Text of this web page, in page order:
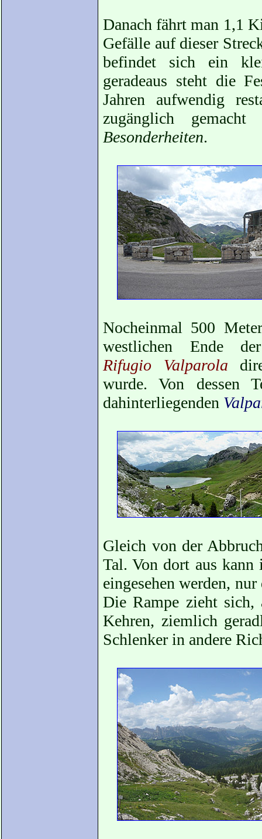
Danach fährt man 1,1
Gefälle auf dieser
befindet sich ein
geradeaus steht die
Jahren aufwendig
zugänglich
Besonderheiten.
Nocheinmal 500
westlichen Ende
Rifugio Valparola
wurde. Von dessen
dahinterliegenden
Gleich von der
Tal. Von dort aus kann
eingesehen werden,
Die Rampe zieht sich,
Kehren, ziemlich
Schlenker in andere